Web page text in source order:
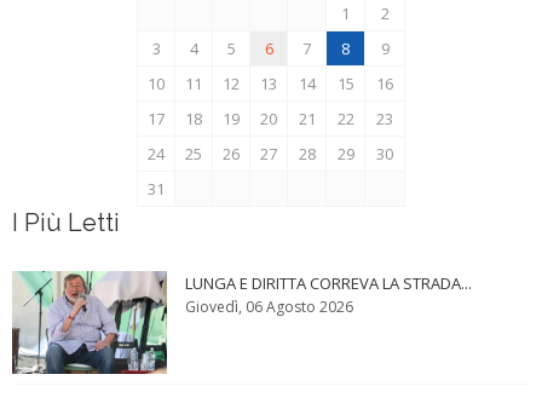
1
2
3
4 5 6 7 8
9
10
11 12 13 14 15
16
17
18 19 20 21 22
23
24
25 26 27 28 29
30
31
I Più Letti
LUNGA E DIRITTA CORREVA LA STRADA...
Giovedì, 06 Agosto 2026